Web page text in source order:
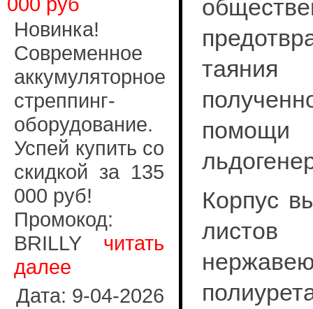
Новинка!
Современное
аккумуляторное
стреппинг-
оборудование.
Успей купить со
скидкой за 135
000 руб!
Промокод:
BRILLY читать
далее
Дата: 9-04-2026
помощи
Корпус
листов